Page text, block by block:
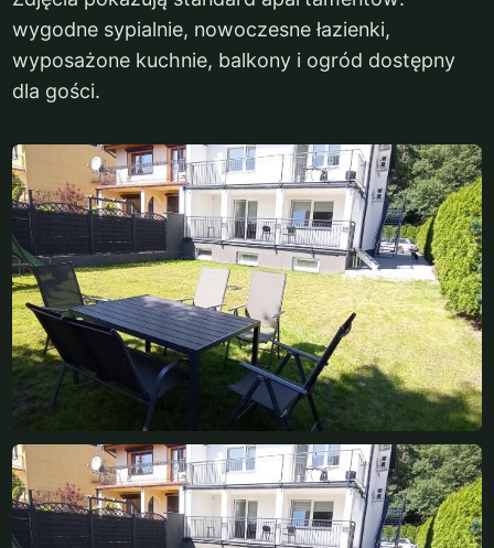
wygodne sypialnie, nowoczesne łazienki,
wyposażone kuchnie, balkony i ogród dostępny
dla gości.